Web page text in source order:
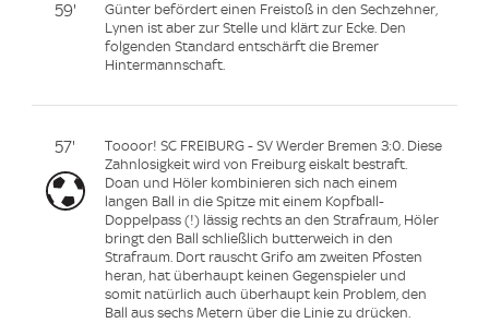
59'
Günter befördert einen Freistoß in den Sechzehner,
Lynen ist aber zur Stelle und klärt zur Ecke. Den
folgenden Standard entschärft die Bremer
Hintermannschaft.
57'
Toooor! SC FREIBURG - SV Werder Bremen 3:0. Diese
Zahnlosigkeit wird von Freiburg eiskalt bestraft.
Doan und Höler kombinieren sich nach einem
langen Ball in die Spitze mit einem Kopfball-
Doppelpass (!) lässig rechts an den Strafraum, Höler
bringt den Ball schließlich butterweich in den
Strafraum. Dort rauscht Grifo am zweiten Pfosten
heran, hat überhaupt keinen Gegenspieler und
somit natürlich auch überhaupt kein Problem, den
Ball aus sechs Metern über die Linie zu drücken.